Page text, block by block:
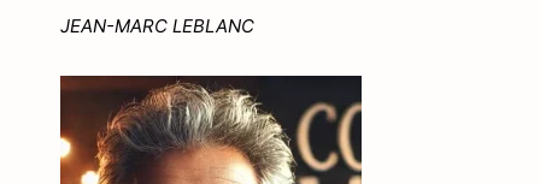
JEAN-MARC LEBLANC